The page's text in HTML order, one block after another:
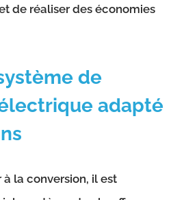
de réaliser des économies
de
adapté
la conversion, il est